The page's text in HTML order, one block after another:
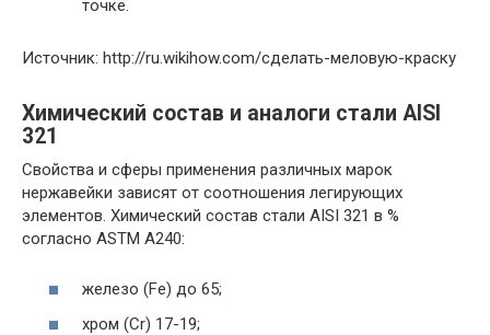
точке.
Источник: http://ru.wikihow.com/сделать-меловую-краску
Химический состав и аналоги стали AISI
321
Свойства и сферы применения различных марок
нержавейки зависят от соотношения легирующих
элементов. Химический состав стали AISI 321 в %
согласно ASTM A240:
железо (Fe) до 65;
хром (Cr) 17-19;